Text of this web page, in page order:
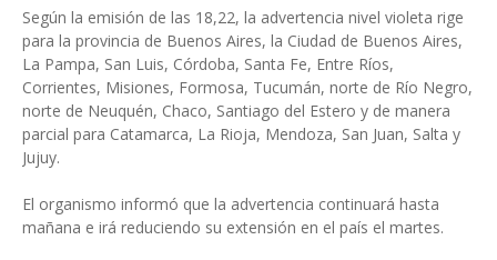
Según la emisión de las 18,22, la advertencia nivel violeta rige
para la provincia de Buenos Aires, la Ciudad de Buenos Aires,
La Pampa, San Luis, Córdoba, Santa Fe, Entre Ríos,
Corrientes, Misiones, Formosa, Tucumán, norte de Río Negro,
norte de Neuquén, Chaco, Santiago del Estero y de manera
parcial para Catamarca, La Rioja, Mendoza, San Juan, Salta y
Jujuy.
El organismo informó que la advertencia continuará hasta
mañana e irá reduciendo su extensión en el país el martes.